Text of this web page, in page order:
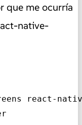
que me ocurría
native-
react-